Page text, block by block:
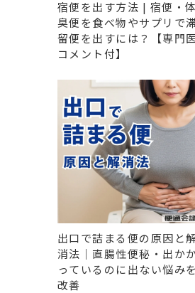
宿便を出す方法 | 宿便・体
臭便を食べ物やサプリで
留便を出すには？【専門医
コメント付】
出口で詰まる便の原因と
消法｜直腸性便秘・出か
っているのに出ない悩みを
改善